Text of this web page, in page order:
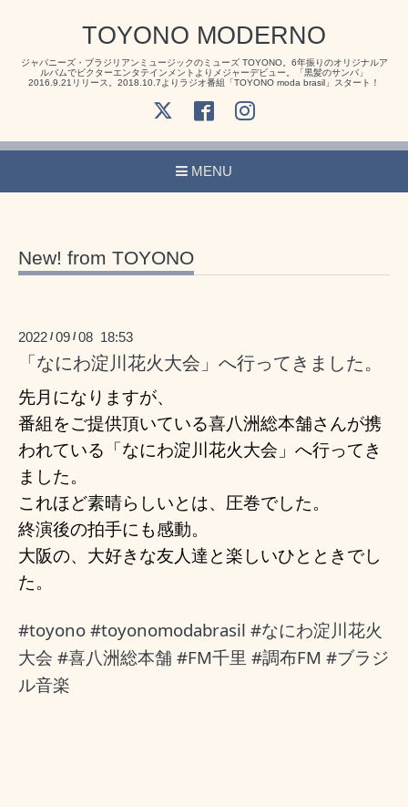
TOYONO MODERNO
ジャパニーズ・ブラジリアンミュージックのミューズ TOYONO。6年振りのオリジナルア
ルバムでビクターエンタテインメントよりメジャーデビュー。「黒髪のサンバ」
2016.9.21リリース。2018.10.7よりラジオ番組「TOYONO moda brasil」スタート！
MENU
New! from TOYONO
2022 /09 /08 18:53
「なにわ淀川花火大会」へ行ってきました。
先月になりますが、
番組をご提供頂いている喜八洲総本舗さんが携
われている「なにわ淀川花火大会」へ行ってき
ました。
これほど素晴らしいとは、圧巻でした。
終演後の拍手にも感動。
大阪の、大好きな友人達と楽しいひとときでし
た。
#toyono #toyonomodabrasil #なにわ淀川花火
大会 #喜八洲総本舗 #FM千里 #調布FM #ブラジ
ル音楽